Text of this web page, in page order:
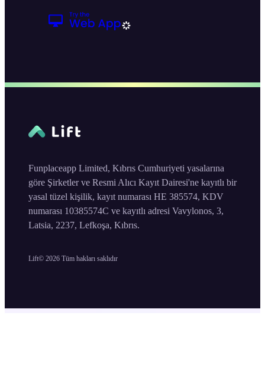
Lift© 2026 Tüm hakları saklıdır
Funplaceapp Limited, Kıbrıs Cumhuriyeti yasalarına
göre Şirketler ve Resmi Alıcı Kayıt Dairesi'ne kayıtlı bir
yasal tüzel kişilik, kayıt numarası HE 385574, KDV
numarası 10385574C ve kayıtlı adresi Vavylonos, 3,
Latsia, 2237, Lefkoşa, Kıbrıs.